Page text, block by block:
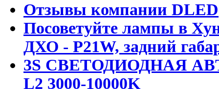
Отзывы компании DLED
Посоветуйте лампы в
ДХО - P21W, задний
3S СВЕТОДИОДНАЯ
L2 3000-10000K